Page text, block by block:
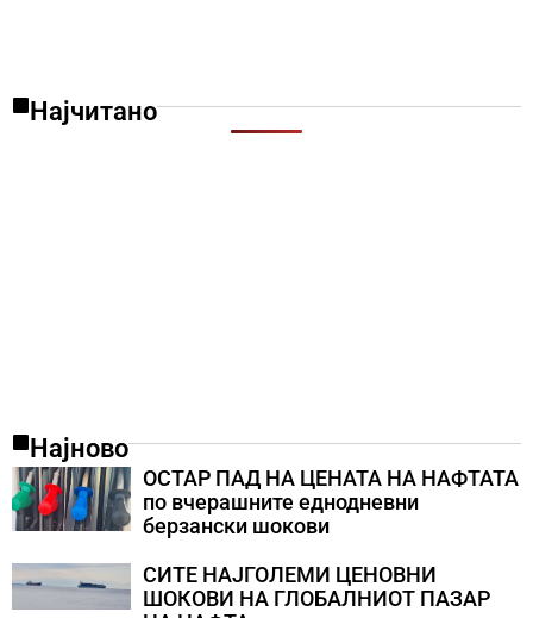
Најчитано
Најново
ОСТАР ПАД НА ЦЕНАТА НА НАФТАТА
по вчерашните еднодневни
берзански шокови
СИТЕ НАЈГОЛЕМИ ЦЕНОВНИ
ШОКОВИ НА ГЛОБАЛНИОТ ПАЗАР